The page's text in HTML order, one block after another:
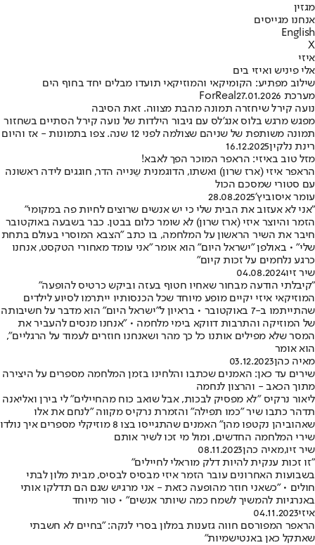
מגזין
אנחנו מגייסים
English
X
איזי
אלי פיניש ואיזי בים
שילוב מפתיע: הקומיקאי והמוזיקאי תועדו מבלים יחד בחוף הים
מערכת ForReal 27.01.2026
נועה קירל שיחזרה תמונה מהבת מצווה. זאת הסיבה
מפגש מרגש בלוס אנג'לס עם גיבור הילדות של נועה קירל הסתיים בשחזור
תמונה משותפת של שניהם שצולמה לפני 12 שנה. צפו בתמונות - אז והיום
רינת נלקין16.12.2025
מזל טוב באיזי: הראפר המוכר הפך לאבא!
הראפר איזי (ארז שרון) ואשתו, הדוגמנית שֵנייה הדר, חוגגים לידה ראשונה
עם סטורי שמסכם הכול
עומר איסוביץ'28.08.2025
"אני לא אעזוב את הבית שלי כי יש אנשים שרוצים לחיות פה במקומי"
הזמר והיוצר איזי (ארז שרון) לא שומר כלום בבטן. כבר בשבעה באוקטובר
חיבר את השיר הראשון על המלחמה, בו כתב "הצבא המוסרי בעולם בתחת
שלי" • באולפן "ישראל היום" הוא אומר "אני עומד מאחורי הטקסט, אנחנו
כרגע נלחמים על זכות קיום"
שיר זיו04.08.2024
"קיבלתי הודעה מבחור שאחיו חטוף בעזה וביקש כרטיס להופעה"
המוזיקאי איזי יקיים מופע מיוחד שכל הכנסותיו ייתרמו לסיוע לילדים
שהתייתמו ב-7 באוקטובר • בראיון ל"ישראל היום" הוא מדבר על חשיבותה
של המוזיקה והתרבות דווקא בימי מלחמה • "אנחנו מנסים להעביר את
המסר שלא מפילים אותנו כל כך מהר ושאנחנו חוזרים לעמוד על הרגליים",
הוא אומר
מאיה כהן03.12.2023
שירים עד כאן: האמנים שכתבו והלחינו בזמן המלחמה מספרים על היצירה
מתוך הכאב - והרצון לנחמה
ליאור נרקיס "לא מפסיק לבכות, אבל שואב כוח מהחיילים" לי בירן ואליאנה
תדהר כתבו שיר "כמו תפילה" והזמרת נרקיס מקווה "לנחם את אלו
שאהוביהן נקטפו מהן" האמנים שהתגייסו בצו 8 מוזיקלי מספרים איך נולדו
שירי המלחמה החדשים, ומול מי זכו לשיר אותם
שיר זיו,מאיה כהן08.11.2023
"זו זכות ענקית להיות דלק מוראלי לחיילים"
בשבועות האחרונים עובר הזמר איזי מבסיס לבסיס, מבית מלון לבתי
חולים • "כשאני חוזר מהופעה כזאת - אני מרגיש שגם הם תדלקו אותי
באנרגיות להמשיך לשמח כמה שיותר אנשים" • טור מיוחד
איזי04.11.2023
הראפר המפורסם חווה גזענות במלון בסרי לנקה: "בחיים לא חשבתי
שאתקל כאן באנטישמיות"